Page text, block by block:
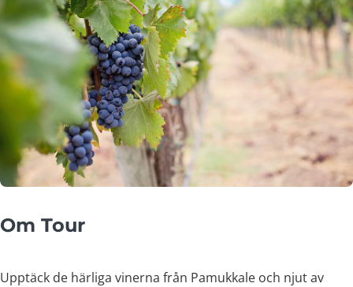
Om Tour
Upptäck de härliga vinerna från Pamukkale och njut av